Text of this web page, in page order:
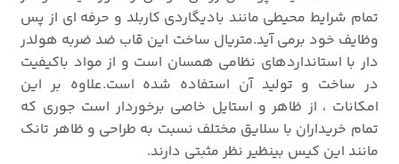
تمام شرایط محیطی مانند بادیگاردی کاربلد و حرفه ای از پس
وظایف خود برمی آید.متریال ساخت این قاب ضد ضربه هولدر
دار با استانداردهای نظامی همسان است و از مواد باکیفیت
در ساخت و تولید آن استفاده شده است.علاوه بر این
امکانات ، از ظاهر و استایل خاصی برخوردار است جوری که
تمام خریداران با سلایق مختلف نسبت به طراحی و ظاهر تانک
مانند این کیس بینظیر نظر مثبتی دارند.